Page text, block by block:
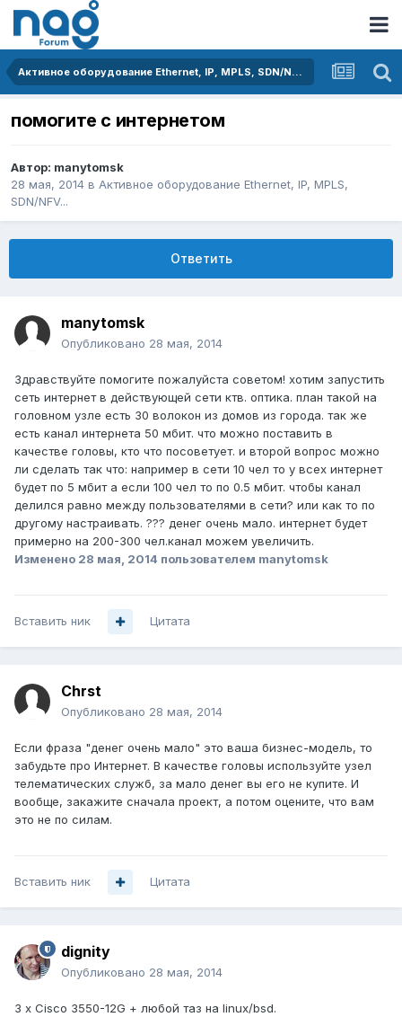
Активное оборудование Ethernet, IP, MPLS, SDN/NFV...
помогите с интернетом
Автор: manytomsk
28 мая, 2014 в Активное оборудование Ethernet, IP, MPLS,
SDN/NFV...
Ответить
manytomsk
Опубликовано 28 мая, 2014
Здравствуйте помогите пожалуйста советом! хотим запустить
сеть интернет в действующей сети ктв. оптика. план такой на
головном узле есть 30 волокон из домов из города. так же
есть канал интернета 50 мбит. что можно поставить в
качестве головы, кто что посоветует. и второй вопрос можно
ли сделать так что: например в сети 10 чел то у всех интернет
будет по 5 мбит а если 100 чел то по 0.5 мбит. чтобы канал
делился равно между пользователями в сети? или как то по
другому настраивать. ??? денег очень мало. интернет будет
примерно на 200-300 чел.канал можем увеличить.
Изменено 28 мая, 2014 пользователем manytomsk
Вставить ник Цитата
Chrst
Опубликовано 28 мая, 2014
Если фраза "денег очень мало" это ваша бизнес-модель, то
забудьте про Интернет. В качестве головы используйте узел
телематических служб, за мало денег вы его не купите. И
вообще, закажите сначала проект, а потом оцените, что вам
это не по силам.
Вставить ник Цитата
dignity
Опубликовано 28 мая, 2014
3 x Cisco 3550-12G + любой таз на linux/bsd.